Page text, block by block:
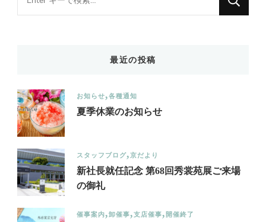
for
最近の投稿
お知らせ 各種通知
夏季休業のお知らせ
スタッフブログ 京だより
新社長就任記念 第68回秀裳苑展ご来場
の御礼
催事案内 卸催事 支店催事 開催終了